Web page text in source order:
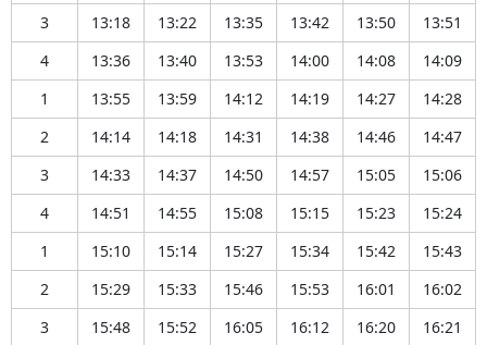
3
13:18 13:22 13:35 13:42 13:50
13:51
4
13:36 13:40 13:53 14:00 14:08
14:09
1
13:55 13:59 14:12 14:19 14:27
14:28
2
14:14 14:18 14:31 14:38 14:46
14:47
3
14:33 14:37 14:50 14:57 15:05
15:06
4
14:51 14:55 15:08 15:15 15:23
15:24
1
15:10 15:14 15:27 15:34 15:42
15:43
2
15:29 15:33 15:46 15:53 16:01
16:02
3
15:48 15:52 16:05 16:12 16:20 16:21